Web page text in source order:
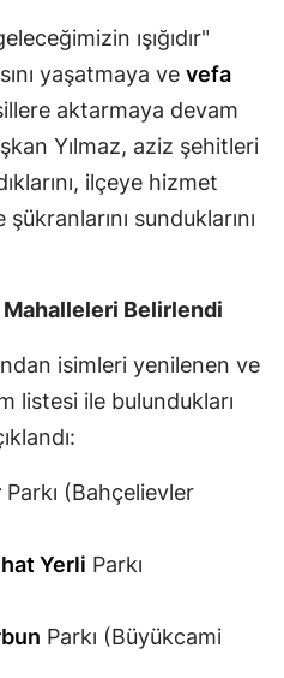
Ordu
Rize
Samsun
Siirt
Tekirdağ
Tokat
Şanlıurfa
Uşak
ışığıdır"
yaşatmaya ve vefa
aktarmaya devam
Yılmaz, aziz şehitleri
ilçeye hizmet
sunduklarını
Belirlendi
isimleri yenilenen ve
listesi ile bulundukları
Parkı (Bahçelievler
Yerli Parkı
Parkı (Büyükcami